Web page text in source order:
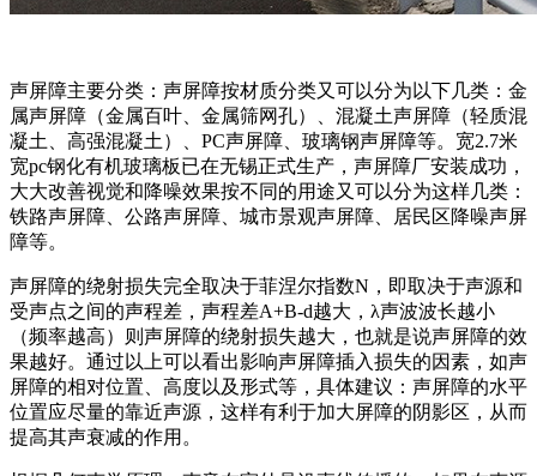
声屏障主要分类：声屏障按材质分类又可以分为以下几类：金
属声屏障（金属百叶、金属筛网孔）、混凝土声屏障（轻质混
凝土、高强混凝土）、PC声屏障、玻璃钢声屏障等。宽2.7米
宽pc钢化有机玻璃板已在无锡正式生产，声屏障厂安装成功，
大大改善视觉和降噪效果按不同的用途又可以分为这样几类：
铁路声屏障、公路声屏障、城市景观声屏障、居民区降噪声屏
障等。
声屏障的绕射损失完全取决于菲涅尔指数N，即取决于声源和
受声点之间的声程差，声程差A+B-d越大，λ声波波长越小
（频率越高）则声屏障的绕射损失越大，也就是说声屏障的效
果越好。通过以上可以看出影响声屏障插入损失的因素，如声
屏障的相对位置、高度以及形式等，具体建议：声屏障的水平
位置应尽量的靠近声源，这样有利于加大屏障的阴影区，从而
提高其声衰减的作用。